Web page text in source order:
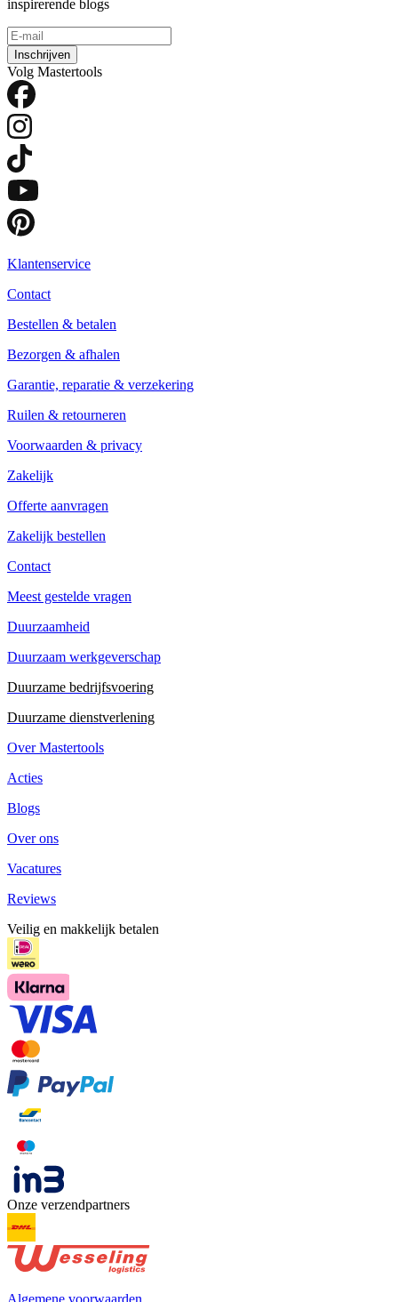
inspirerende blogs
Inschrijven
Volg Mastertools
Klantenservice
Contact
Bestellen & betalen
Bezorgen & afhalen
Garantie, reparatie & verzekering
Ruilen & retourneren
Voorwaarden & privacy
Zakelijk
Offerte aanvragen
Zakelijk bestellen
Contact
Meest gestelde vragen
Duurzaamheid
Duurzaam werkgeverschap
Duurzame bedrijfsvoering
Duurzame dienstverlening
Over Mastertools
Acties
Blogs
Over ons
Vacatures
Reviews
Veilig en makkelijk betalen
Onze verzendpartners
Algemene voorwaarden